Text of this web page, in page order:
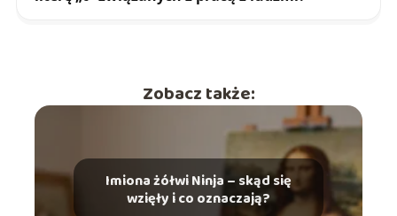
Zobacz także:
Imiona żółwi Ninja – skąd się
wzięły i co oznaczają?